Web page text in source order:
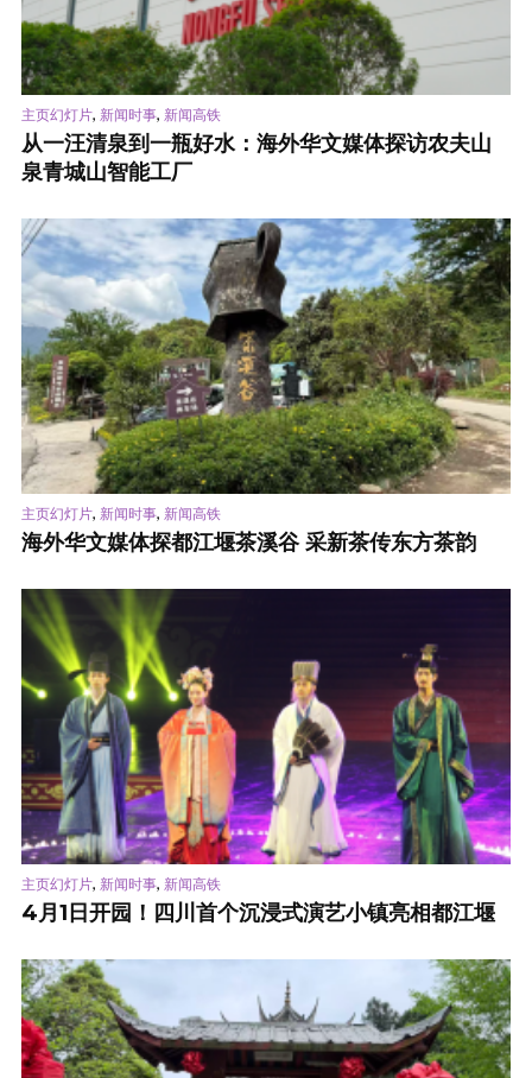
主页幻灯片, 新闻时事, 新闻高铁
从一汪清泉到一瓶好水：海外华文媒体探访农夫山
泉青城山智能工厂
主页幻灯片, 新闻时事, 新闻高铁
海外华文媒体探都江堰茶溪谷 采新茶传东方茶韵
主页幻灯片, 新闻时事, 新闻高铁
4月1日开园！四川首个沉浸式演艺小镇亮相都江堰